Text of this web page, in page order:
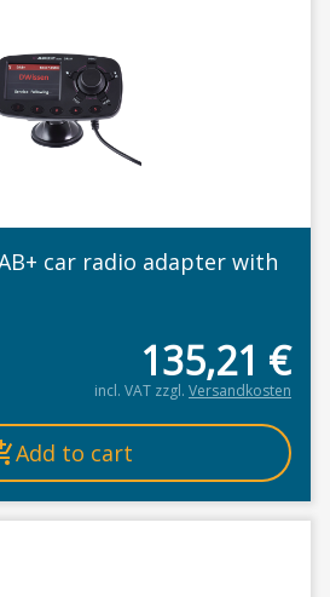
car radio adapter with
135,21 €
incl. VAT zzgl. Versandkosten
Add to cart